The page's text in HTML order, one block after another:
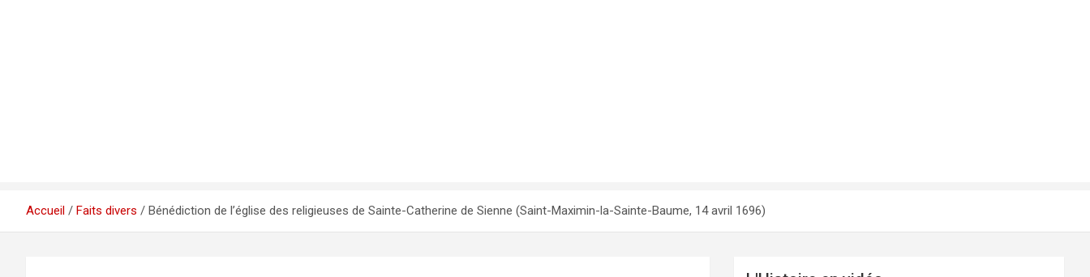
Accueil Faits divers Bénédiction de l’église des religieuses de Sainte-Catherine de Sienne (Saint-Maximin-la-Sainte-Baume, 14 avril 1696)